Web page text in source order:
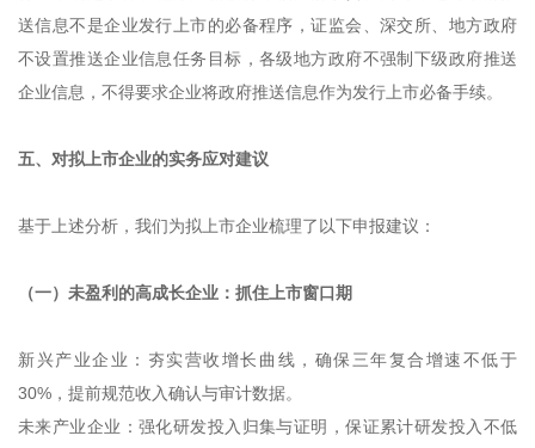
送信息不是企业发行上市的必备程序，证监会、深交所、地方政府
不设置推送企业信息任务目标，各级地方政府不强制下级政府推送
企业信息，不得要求企业将政府推送信息作为发行上市必备手续。
五、对拟上市企业的实务应对建议
基于上述分析，我们为拟上市企业梳理了以下申报建议：
（一）未盈利的高成长企业：抓住上市窗口期
新兴产业企业：夯实营收增长曲线，确保三年复合增速不低于
30%，提前规范收入确认与审计数据。
未来产业企业：强化研发投入归集与证明，保证累计研发投入不低